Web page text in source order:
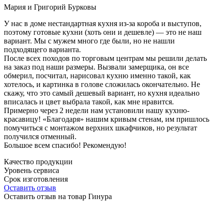
Мария и Григорий Бурковы
У нас в доме нестандартная кухня из-за короба и выступов,
поэтому готовые кухни (хоть они и дешевле) — это не наш
вариант. Мы с мужем много где были, но не нашли
подходящего варианта.
После всех походов по торговым центрам мы решили делать
на заказ под наши размеры. Вызвали замерщика, он все
обмерил, посчитал, нарисовал кухню именно такой, как
хотелось, и картинка в голове сложилась окончательно. Не
скажу, что это самый дешевый вариант, но кухня идеально
вписалась и цвет выбрала такой, как мне нравится.
Примерно через 2 недели нам установили нашу кухню-
красавицу! «Благодаря» нашим кривым стенам, им пришлось
помучиться с монтажом верхних шкафчиков, но результат
получился отменный.
Большое всем спасибо! Рекомендую!
Качество продукции
Уровень сервиса
Срок изготовления
Оставить отзыв
Оставить отзыв на товар Гинура